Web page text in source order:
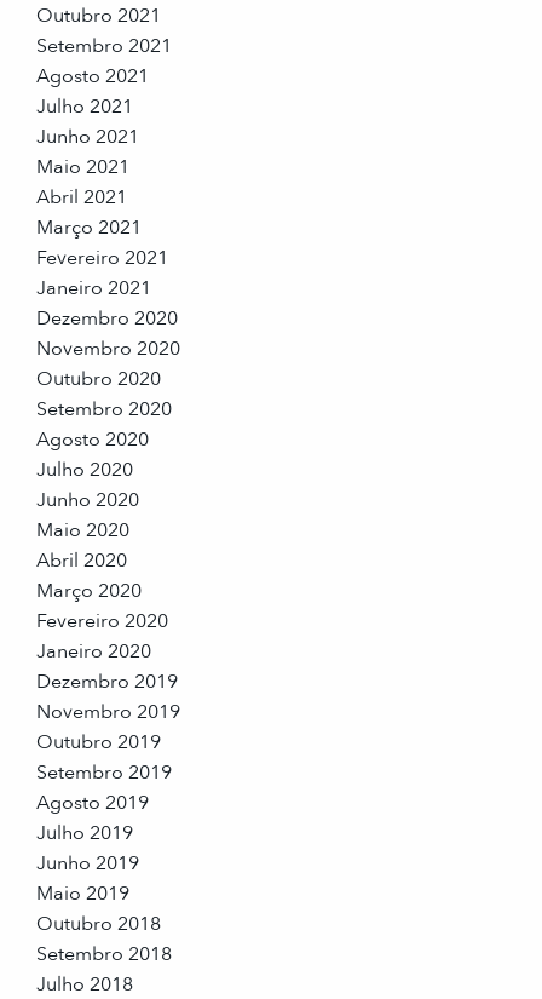
Outubro 2021
Setembro 2021
Agosto 2021
Julho 2021
Junho 2021
Maio 2021
Abril 2021
Março 2021
Fevereiro 2021
Janeiro 2021
Dezembro 2020
Novembro 2020
Outubro 2020
Setembro 2020
Agosto 2020
Julho 2020
Junho 2020
Maio 2020
Abril 2020
Março 2020
Fevereiro 2020
Janeiro 2020
Dezembro 2019
Novembro 2019
Outubro 2019
Setembro 2019
Agosto 2019
Julho 2019
Junho 2019
Maio 2019
Outubro 2018
Setembro 2018
Julho 2018